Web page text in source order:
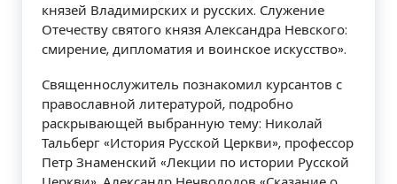
князей Владимирских и русских. Служение
Отечеству святого князя Александра Невского:
смирение, дипломатия и воинское искусство».
Священнослужитель познакомил курсантов с
православной литературой, подробно
раскрывающей выбранную тему: Николай
Тальберг «История Русской Церкви», профессор
Петр Знаменский «Лекции по истории Русской